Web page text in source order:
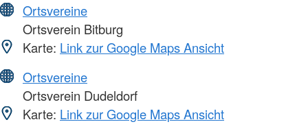
Ortsvereine
Ortsverein Bitburg
Karte: Link zur Google Maps Ansicht
Ortsvereine
Ortsverein Dudeldorf
Karte: Link zur Google Maps Ansicht